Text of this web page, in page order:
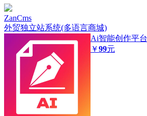
ZanCms
外贸独立站系统(多语言商城)
Ai智能创作平台
￥99元